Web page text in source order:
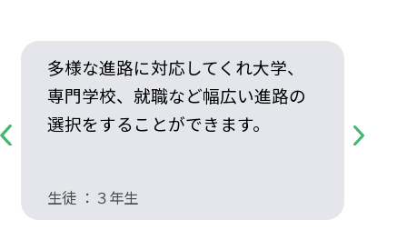
Previous
多様な進路に対応してくれ大学、
専門学校、就職など幅広い進路の
選択をすることができます。
生徒 ：３年生
Next